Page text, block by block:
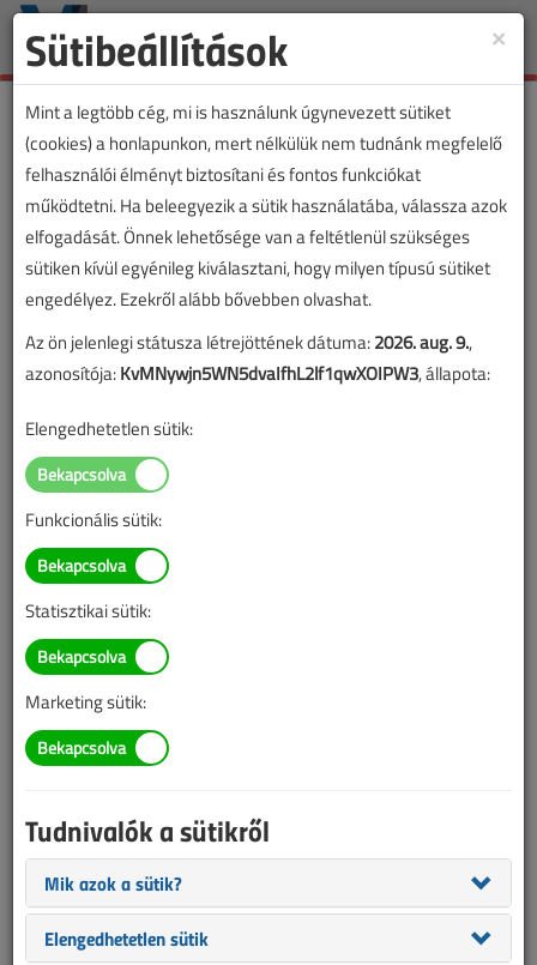
Toggle
Lapszám:
Szakmatörténet
Amit az olvadóbiztosítókról
tudni érdemes...
Figylem! Ez a cikk 11 éve frissült utoljára. A benne szereplő
információk mára aktualitásukat veszíthették, valamint a tartalom
helyenként hiányos lehet (képek, táblázatok stb.).
×
Sütibeállítások
Mint a legtöbb cég, mi is használunk úgynevezett sütiket
(cookies) a honlapunkon, mert nélkülük nem tudnánk megfelelő
felhasználói élményt biztosítani és fontos funkciókat
működtetni. Ha beleegyezik a sütik használatába, válassza azok
elfogadását. Önnek lehetősége van a feltétlenül szükséges
sütiken kívül egyénileg kiválasztani, hogy milyen típusú sütiket
engedélyez. Ezekről alább bővebben olvashat.
Az ön jelenlegi státusza létrejöttének dátuma:2026. aug. 9.,
azonosítója:KvMNywjn5WN5dvaIfhL2lf1qwXOIPW3, állapota:
Elengedhetetlen sütik:
Funkcionális sütik:
Statisztikai sütik:
Marketing sütik:
Tudnivalók a sütikről
Mik azok a sütik?
Elengedhetetlen sütik